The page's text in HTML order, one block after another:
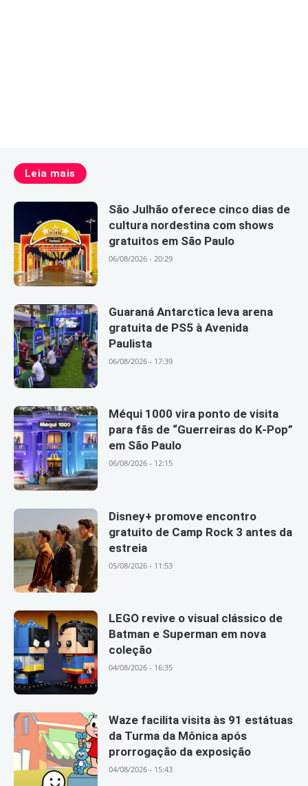
Leia mais
São Julhão oferece cinco dias de
cultura nordestina com shows
gratuitos em São Paulo
06/08/2026 - 20:29
Guaraná Antarctica leva arena
gratuita de PS5 à Avenida
Paulista
06/08/2026 - 17:39
Méqui 1000 vira ponto de visita
para fãs de “Guerreiras do K-Pop”
em São Paulo
06/08/2026 - 12:15
Disney+ promove encontro
gratuito de Camp Rock 3 antes da
estreia
05/08/2026 - 11:53
LEGO revive o visual clássico de
Batman e Superman em nova
coleção
04/08/2026 - 16:35
Waze facilita visita às 91 estátuas
da Turma da Mônica após
prorrogação da exposição
04/08/2026 - 15:43